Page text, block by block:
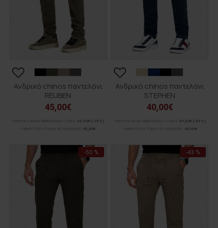
Ανδρικό chinos παντελόνι
REUBEN
45,00€
ΑΡΧΙΚΗ ΑΝΑΓΡΑΦΟΜΕΝΗ ΤΙΜΗ: 59,90€ (-25%)
ΚΑΛΥΤΕΡΗ ΤΙΜΗ 30 ΗΜΕΡΩΝ:
45,00€
Ανδρικό chinos παντελόνι
STEPHEN
40,00€
ΑΡΧΙΚΗ ΑΝΑΓΡΑΦΟΜΕΝΗ ΤΙΜΗ: 59,90€ (-33%)
ΚΑΛΥΤΕΡΗ ΤΙΜΗ 30 ΗΜΕΡΩΝ:
40,00€
-50 % -43 %